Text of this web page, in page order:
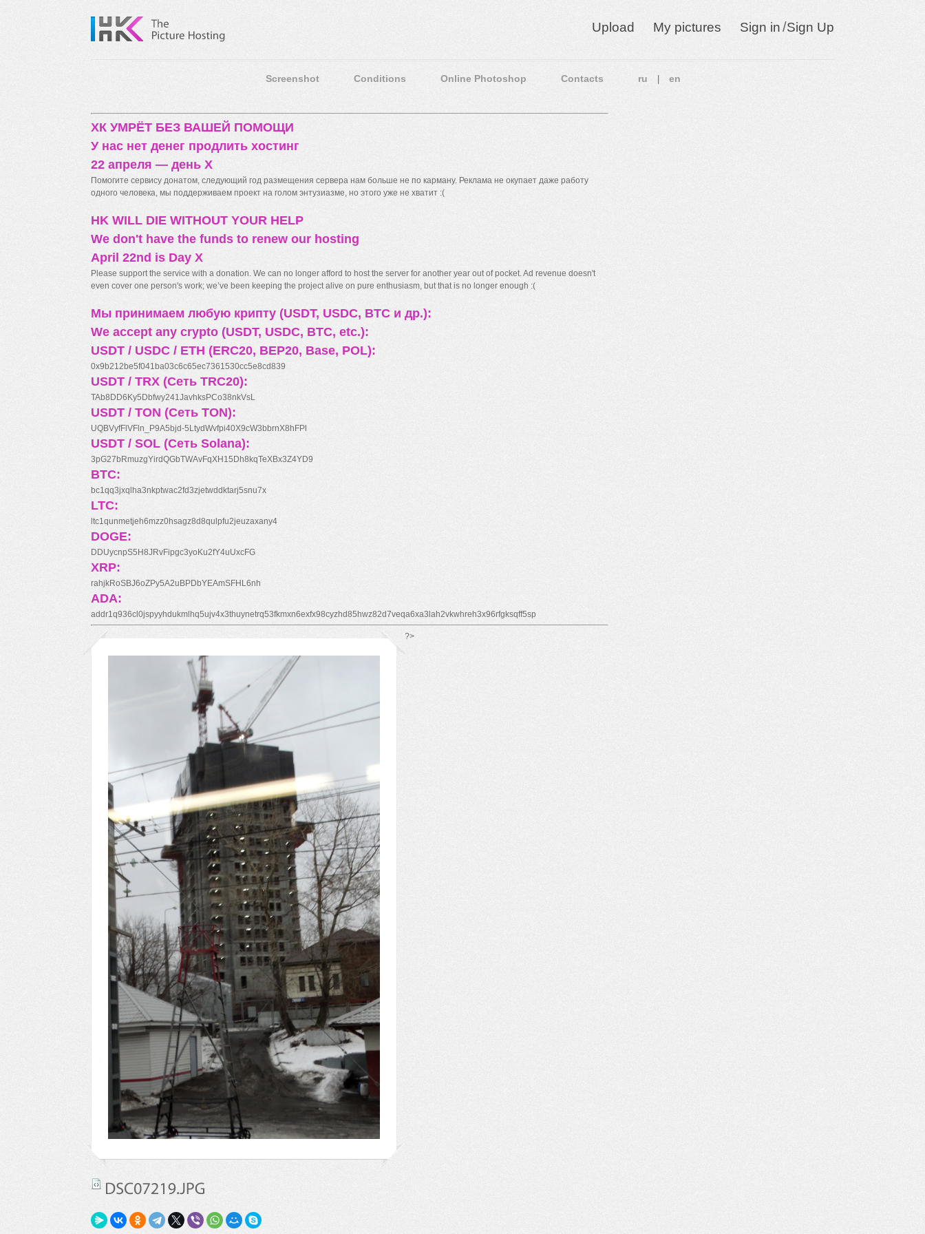
Upload My pictures Sign in/Sign Up
Screenshot Conditions Online Photoshop Contacts ru en
ХК УМРЁТ БЕЗ ВАШЕЙ ПОМОЩИ
У нас нет денег продлить хостинг
22 апреля — день X
Помогите сервису донатом, следующий год размещения сервера нам больше не по карману. Реклама не окупает даже работу
одного человека, мы поддерживаем проект на голом энтузиазме, но этого уже не хватит :(
HK WILL DIE WITHOUT YOUR HELP
We don't have the funds to renew our hosting
April 22nd is Day X
Please support the service with a donation. We can no longer afford to host the server for another year out of pocket. Ad revenue doesn't
even cover one person's work; we’ve been keeping the project alive on pure enthusiasm, but that is no longer enough :(
Мы принимаем любую крипту (USDT, USDC, BTC и др.):
We accept any crypto (USDT, USDC, BTC, etc.):
USDT / USDC / ETH (ERC20, BEP20, Base, POL):
0x9b212be5f041ba03c6c65ec7361530cc5e8cd839
USDT / TRX (Сеть TRC20):
TAb8DD6Ky5Dbfwy241JavhksPCo38nkVsL
USDT / TON (Сеть TON):
UQBVyfFlVFln_P9A5bjd-5LtydWvfpi40X9cW3bbrnX8hFPl
USDT / SOL (Сеть Solana):
3pG27bRmuzgYirdQGbTWAvFqXH15Dh8kqTeXBx3Z4YD9
BTC:
bc1qq3jxqlha3nkptwac2fd3zjetwddktarj5snu7x
LTC:
ltc1qunmetjeh6mzz0hsagz8d8qulpfu2jeuzaxany4
DOGE:
DDUycnpS5H8JRvFipgc3yoKu2fY4uUxcFG
XRP:
rahjkRoSBJ6oZPy5A2uBPDbYEAmSFHL6nh
ADA:
addr1q936cl0jspyyhdukmlhq5ujv4x3thuynetrq53fkmxn6exfx98cyzhd85hwz82d7veqa6xa3lah2vkwhreh3x96rfgksqff5sp
*/ ?>